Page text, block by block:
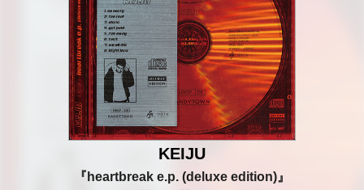
KEIJU
『heartbreak e.p. (deluxe edition)』